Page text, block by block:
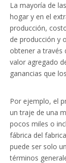
La mayoría de
hogar y en el
producción,
de producción y
obtener a través
valor agregado
ganancias que
Por ejemplo, el
un traje de una
pocos miles o
fábrica del
puede ser solo
términos